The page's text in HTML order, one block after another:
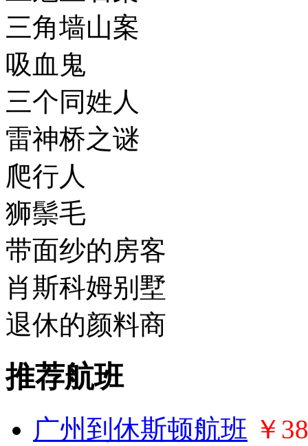
三角墙山案
吸血鬼
三个同姓人
雷神桥之谜
爬行人
狮鬃毛
带面纱的房客
肖斯科姆别墅
退休的颜料商
推荐航班
广州到休斯顿航班 ￥